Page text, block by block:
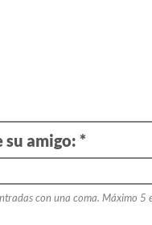
su amigo: *
con una coma. Máximo 5